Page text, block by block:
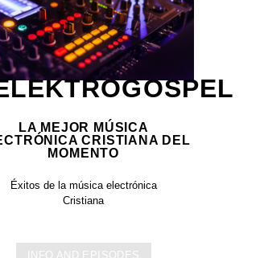
LA MEJOR MÚSICA
CRISTIANA DEL
MOMENTO
Éxitos de la música electrónica
Cristiana
INFO AND EPISODES